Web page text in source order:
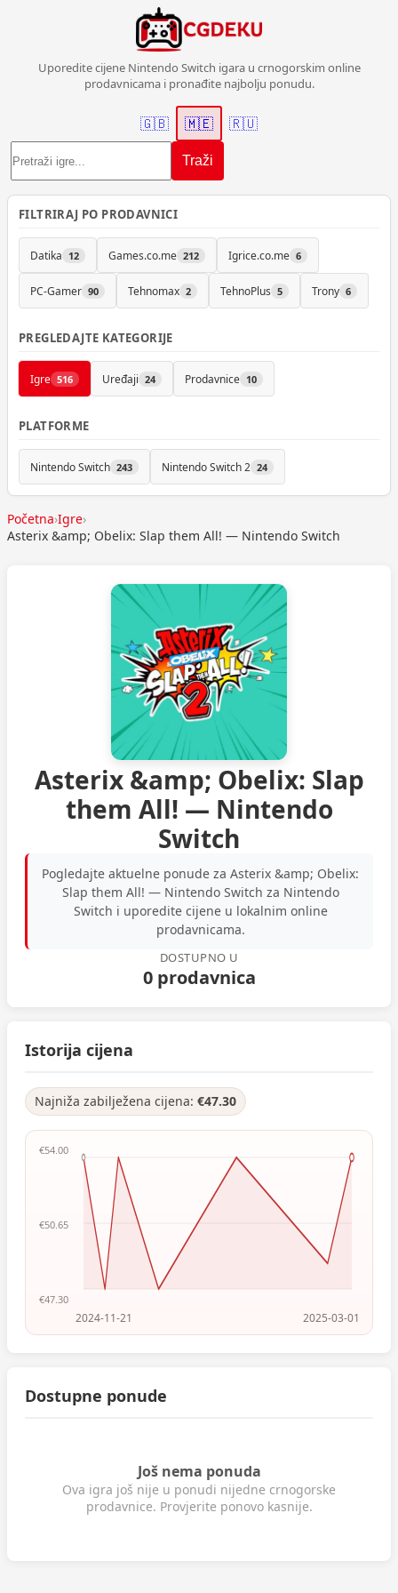
Uporedite cijene Nintendo Switch igara u crnogorskim online
prodavnicama i pronađite najbolju ponudu.
Traži
🇬🇧 🇲🇪 🇷🇺
FILTRIRAJ PO PRODAVNICI
Datika 12 Games.co.me 212 Igrice.co.me 6
PC-Gamer 90 Tehnomax 2 TehnoPlus 5 Trony 6
PREGLEDAJTE KATEGORIJE
Igre 516 Uređaji 24 Prodavnice 10
PLATFORME
Nintendo Switch 243 Nintendo Switch 2 24
Početna›Igre›
Asterix &amp; Obelix: Slap them All! — Nintendo Switch
Asterix &amp; Obelix: Slap
them All! — Nintendo
Switch
Pogledajte aktuelne ponude za Asterix &amp; Obelix:
Slap them All! — Nintendo Switch za Nintendo
Switch i uporedite cijene u lokalnim online
prodavnicama.
DOSTUPNO U
0 prodavnica
Istorija cijena
Najniža zabilježena cijena: €47.30
€54.00
€50.65
€47.30
2024-11-21 2025-03-01
Dostupne ponude
Još nema ponuda
Ova igra još nije u ponudi nijedne crnogorske
prodavnice. Provjerite ponovo kasnije.